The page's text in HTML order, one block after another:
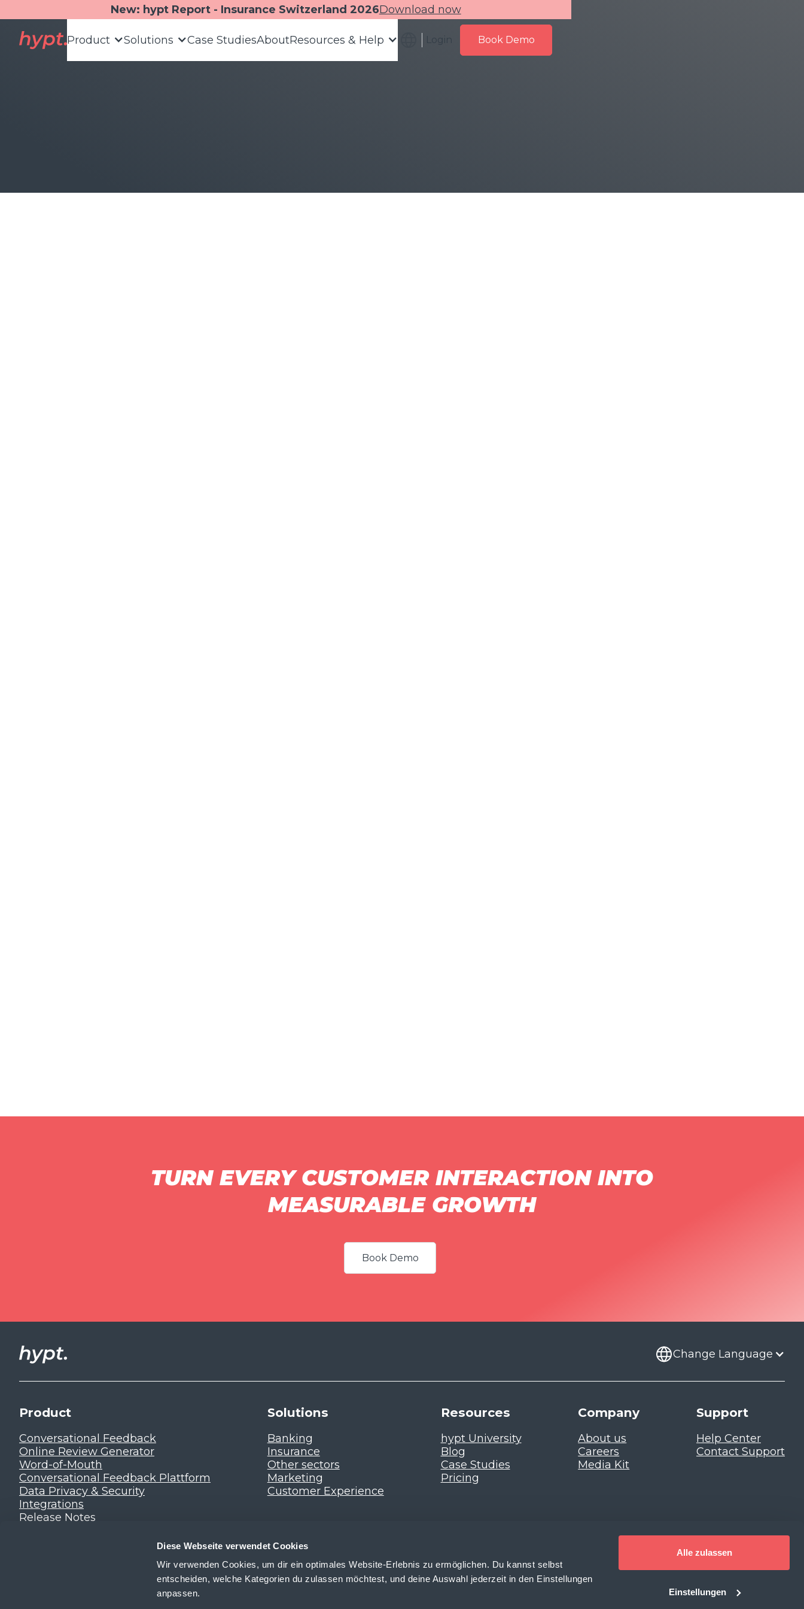
Diese Webseite verwendet Cookies
Wir verwenden Cookies, um dir ein optimales Website-Erlebnis zu ermöglichen. Du kannst selbst
entscheiden, welche Kategorien du zulassen möchtest, und deine Auswahl jederzeit in den Einstellungen
anpassen.
Alle zulassen
Einstellungen
New: hypt Report - Insurance Switzerland 2026Download now
Product Solutions Case StudiesAboutResources & Help Login Book Demo
TURN EVERY CUSTOMER INTERACTION INTO
MEASURABLE GROWTH
Book Demo
Change Language
Product
Conversational Feedback
Online Review Generator
Word-of-Mouth
Conversational Feedback Plattform
Data Privacy & Security
Integrations
Release Notes
Solutions
Banking
Insurance
Other sectors
Marketing
Customer Experience
Resources
hypt University
Blog
Case Studies
Pricing
Company
About us
Careers
Media Kit
Support
Help Center
Contact Support